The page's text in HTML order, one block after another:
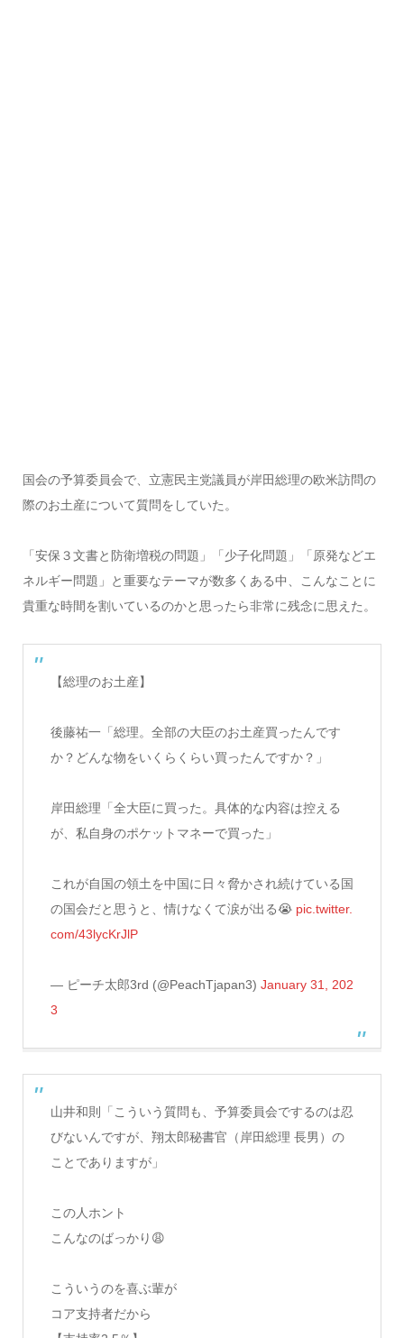
国会の予算委員会で、立憲民主党議員が岸田総理の欧米訪問の
際のお土産について質問をしていた。
「安保３文書と防衛増税の問題」「少子化問題」「原発などエ
ネルギー問題」と重要なテーマが数多くある中、こんなことに
貴重な時間を割いているのかと思ったら非常に残念に思えた。
【総理のお土産】
後藤祐一「総理。全部の大臣のお土産買ったんです
か？どんな物をいくらくらい買ったんですか？」
岸田総理「全大臣に買った。具体的な内容は控える
が、私自身のポケットマネーで買った」
これが自国の領土を中国に日々脅かされ続けている国
の国会だと思うと、情けなくて涙が出る😭 pic.twitter.
com/43lycKrJlP
— ピーチ太郎3rd (@PeachTjapan3) January 31, 202
3
山井和則「こういう質問も、予算委員会でするのは忍
びないんですが、翔太郎秘書官（岸田総理 長男）の
ことでありますが」
この人ホント
こんなのばっかり😩
こういうのを喜ぶ輩が
コア支持者だから